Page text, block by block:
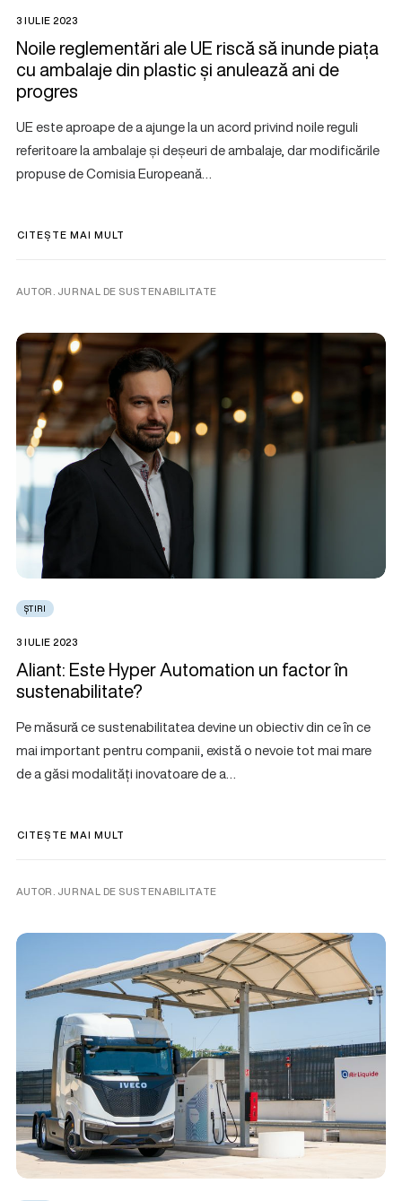
3 IULIE 2023
Noile reglementări ale UE riscă să inunde piața
cu ambalaje din plastic și anulează ani de
progres
UE este aproape de a ajunge la un acord privind noile reguli
referitoare la ambalaje și deșeuri de ambalaje, dar modificările
propuse de Comisia Europeană…
CITEȘTE MAI MULT
AUTOR. JURNAL DE SUSTENABILITATE
ȘTIRI
3 IULIE 2023
Aliant: Este Hyper Automation un factor în
sustenabilitate?
Pe măsură ce sustenabilitatea devine un obiectiv din ce în ce
mai important pentru companii, există o nevoie tot mai mare
de a găsi modalități inovatoare de a…
CITEȘTE MAI MULT
AUTOR. JURNAL DE SUSTENABILITATE